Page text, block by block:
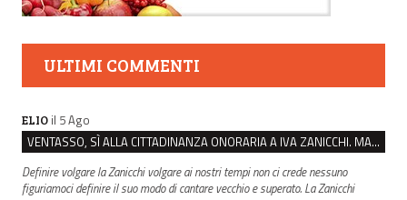
ULTIMI COMMENTI
ELIO il 5 Ago
VENTASSO, SÌ ALLA CITTADINANZA ONORARIA A IVA ZANICCHI. MA BARGIACCHI: “È DI PESSIMO GUSTO”
Definire volgare la Zanicchi volgare ai nostri tempi non ci crede nessuno
figuriamoci definire il suo modo di cantare vecchio e superato. La Zanicchi